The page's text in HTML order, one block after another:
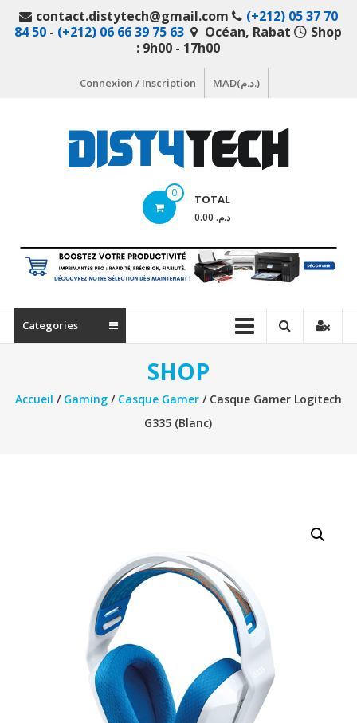
contact.distytech@gmail.com
(+212) 05 37 70
84 50 - (+212) 06 66 39 75 63 Océan, Rabat
Shop
: 9h00 - 17h00
Connexion / Inscription MAD(د.م.)
en
ligne
matériel
informatique
0 TOTAL
د.م. 0.00
Categories
SHOP
Accueil / Gaming/ Casque Gamer/ Casque Gamer Logitech
G335 (Blanc)